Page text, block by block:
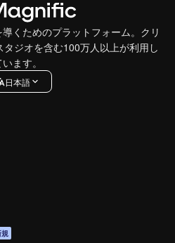
くためのプラットフォーム。クリ
ジオを含む100万人以上が利用し
ます。
日本語